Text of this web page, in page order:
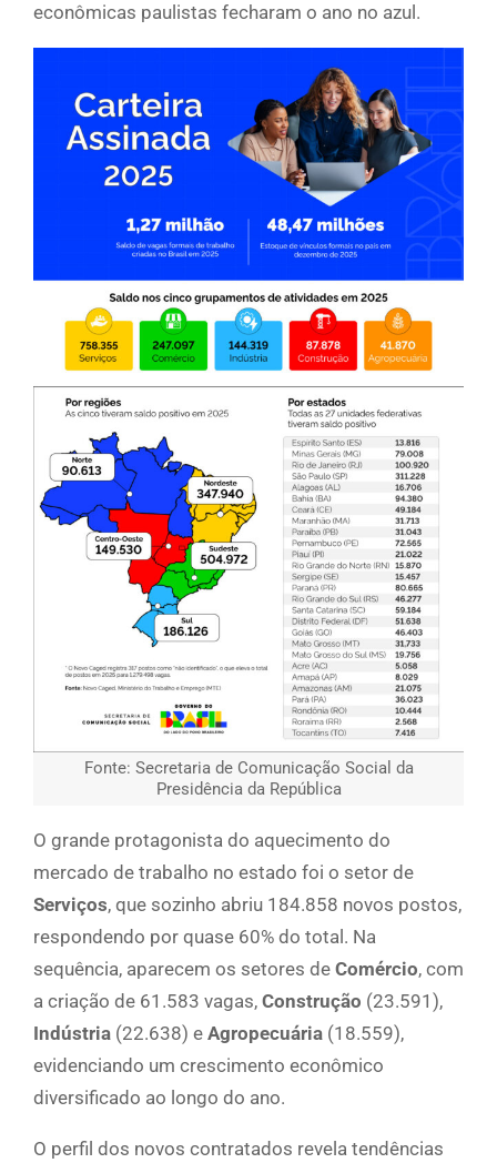
econômicas paulistas fecharam o ano no azul.
Fonte: Secretaria de Comunicação Social da
Presidência da República
O grande protagonista do aquecimento do
mercado de trabalho no estado foi o setor de
Serviços, que sozinho abriu 184.858 novos postos,
respondendo por quase 60% do total. Na
sequência, aparecem os setores de Comércio, com
a criação de 61.583 vagas, Construção (23.591),
Indústria (22.638) e Agropecuária (18.559),
evidenciando um crescimento econômico
diversificado ao longo do ano.
O perfil dos novos contratados revela tendências